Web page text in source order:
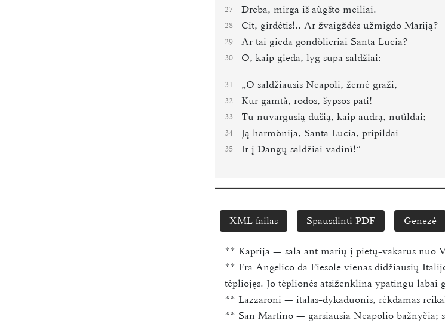
27 Dreba, mirga iš aùgšto meiliai.
28 Cit, girdėtis!.. Ar žvaigždės užmigdo Mariją?
29 Ar tai gieda gondòlieriai Santa Lucia?
30 O, kaip gieda, lyg supa saldžiai:
31 „O saldžiausis Neapoli, žemė graži,
32 Kur gamtà, rodos, šypsos pati!
33 Tu nuvargusią dušią, kaip audrą, nutìldai;
34 Ją harmònija, Santa Lucia, pripildai
35 Ir į Dangų saldžiai vadinì!“
XML failas Spausdinti PDF Genezė
** Kaprija — sala ant marių į pietų-vakarus nuo
** Fra Angelico da Fiesole vienas didžiausių
tėpliojęs. Jo tėplionės atsiženklina ypatingu labai
** Lazzaroni — italas-dykaduonis, rėkdamas
** San Martino — garsiausia Neapolio bažnyčia;